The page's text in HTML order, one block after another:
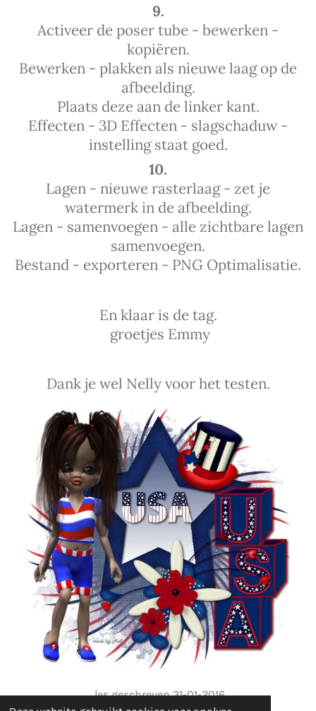
9.
Activeer de poser tube - bewerken -
kopiëren.
Bewerken - plakken als nieuwe laag op de
afbeelding.
Plaats deze aan de linker kant.
Effecten - 3D Effecten - slagschaduw -
instelling staat goed.
10.
Lagen - nieuwe rasterlaag - zet je
watermerk in de afbeelding.
Lagen - samenvoegen - alle zichtbare lagen
samenvoegen.
Bestand - exporteren - PNG Optimalisatie.
En klaar is de tag.
groetjes Emmy
Dank je wel Nelly voor het testen.
les geschreven 31-01-2016